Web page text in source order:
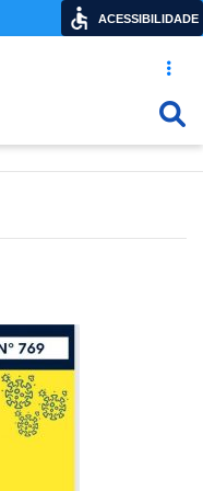
Acesso
ACESSIBILIDADE